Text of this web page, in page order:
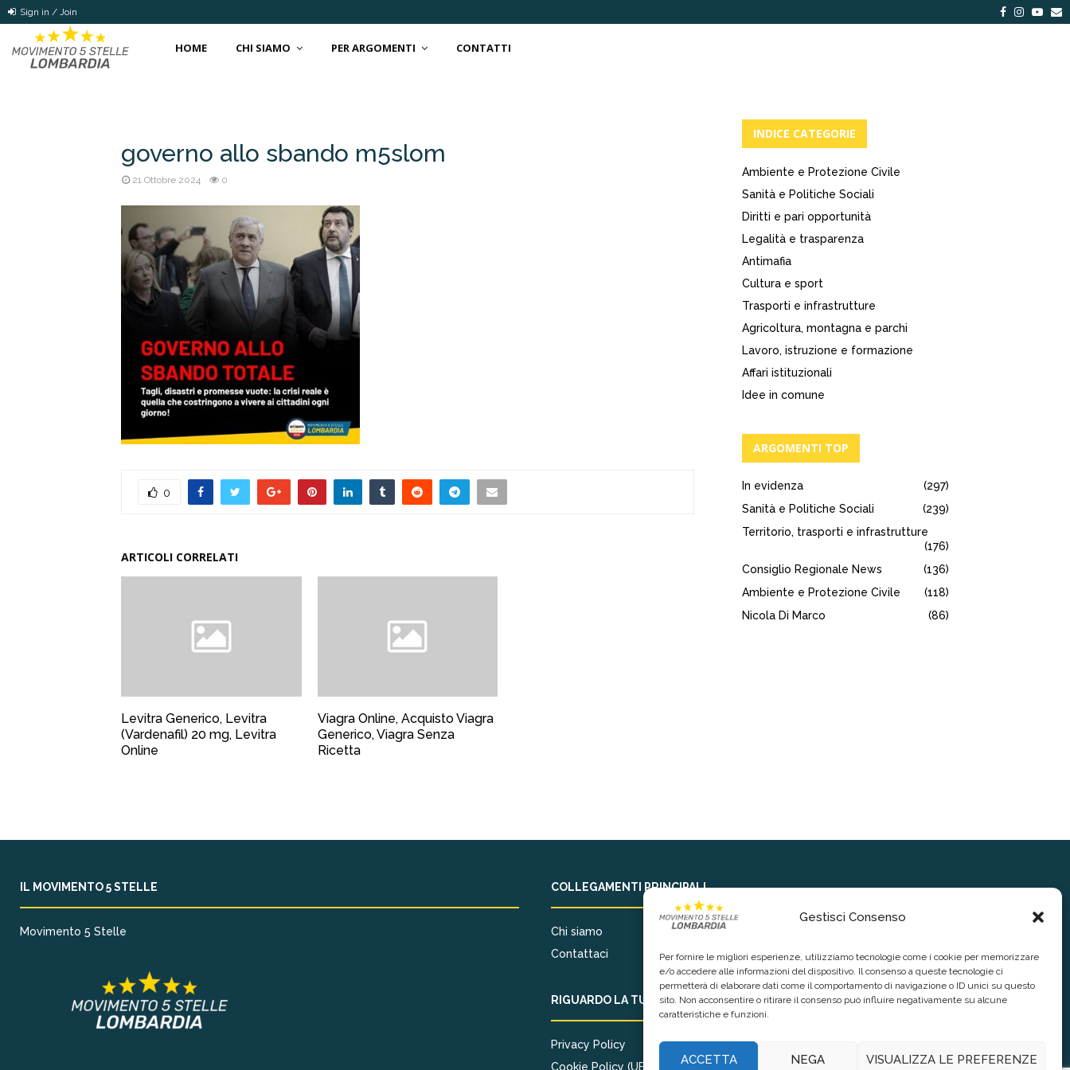
Gestisci Consenso
Per fornire le migliori esperienze, utilizziamo tecnologie come i cookie per memorizzare
e/o accedere alle informazioni del dispositivo. Il consenso a queste tecnologie ci
permetterà di elaborare dati come il comportamento di navigazione o ID unici su questo
sito. Non acconsentire o ritirare il consenso può influire negativamente su alcune
caratteristiche e funzioni.
ACCETTA NEGA VISUALIZZA LE PREFERENZE
Sign in / Join Facebook
HOME CHI SIAMO PER ARGOMENTI CONTATTI
governo allo sbando m5slom
21 Ottobre 2024 0
0
ARTICOLI CORRELATI
Levitra Generico, Levitra
(Vardenafil) 20 mg, Levitra
Online
Viagra Online, Acquisto Viagra
Generico, Viagra Senza
Ricetta
INDICE CATEGORIE
Ambiente e Protezione Civile
Sanità e Politiche Sociali
Diritti e pari opportunità
Legalità e trasparenza
Antimafia
Cultura e sport
Trasporti e infrastrutture
Agricoltura, montagna e parchi
Lavoro, istruzione e formazione
Affari istituzionali
Idee in comune
ARGOMENTI TOP
In evidenza
(297)
Sanità e Politiche Sociali
(239)
Territorio, trasporti e infrastrutture
(176)
Consiglio Regionale News
(136)
Ambiente e Protezione Civile
(118)
Nicola Di Marco
(86)
IL MOVIMENTO 5 STELLE
Movimento 5 Stelle
COLLEGAMENTI PRINCIPALI
Chi siamo
Contattaci
RIGUARDO LA TUA PRIVACY
Privacy Policy
Cookie Policy (UE)